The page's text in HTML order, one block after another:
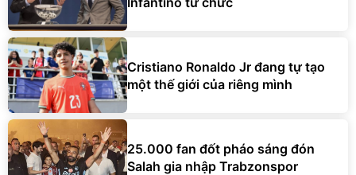
Cristiano Ronaldo Jr đang tự tạo
một thế giới của riêng mình
25.000 fan đốt pháo sáng đón
Salah gia nhập Trabzonspor